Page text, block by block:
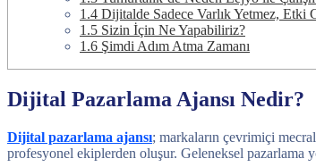
1.4 Dijitalde Sadece Varlık Yetmez, Etki
1.5 Sizin İçin Ne Yapabiliriz?
1.6 Şimdi Adım Atma Zamanı
Dijital Pazarlama Ajansı Nedir?
Dijital pazarlama ajansı; markaların çevrimiçi
profesyonel ekiplerden oluşur. Geleneksel pazarlama